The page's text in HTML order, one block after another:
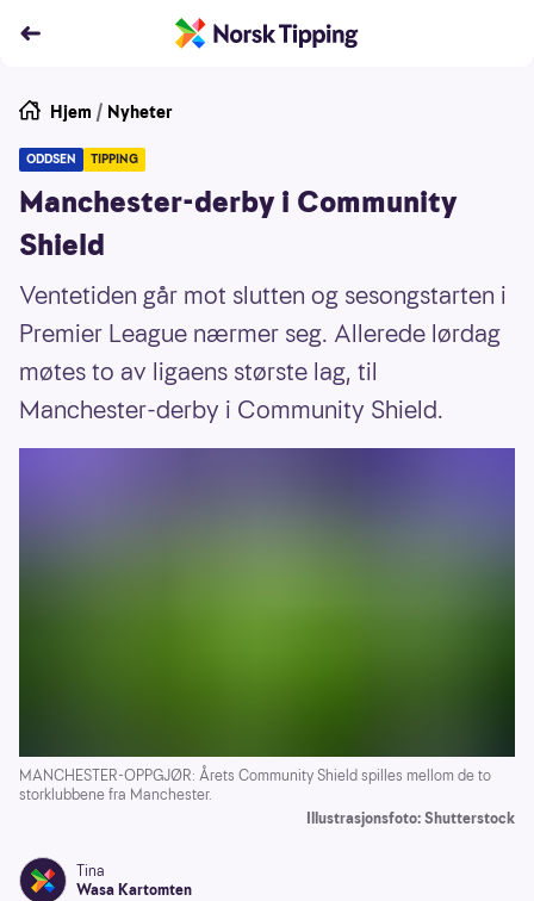
Hjem / Nyheter
ODDSEN TIPPING
Manchester-derby i Community
Shield
Ventetiden går mot slutten og sesongstarten i
Premier League nærmer seg. Allerede lørdag
møtes to av ligaens største lag, til
Manchester-derby i Community Shield.
MANCHESTER-OPPGJØR: Årets Community Shield spilles mellom de to
storklubbene fra Manchester.
Illustrasjonsfoto: Shutterstock
Tina
Wasa Kartomten